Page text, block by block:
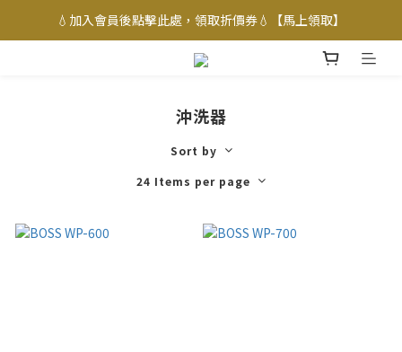
💧加入會員後點擊此處，領取折價券💧【馬上領取】
沖洗器
Sort by
24 Items per page